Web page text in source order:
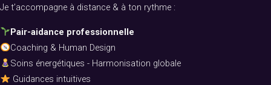
Je t’accompagne à distance & à ton rythme :
Pair-aidance professionnelle
Coaching & Human Design
Soins énergétiques - Harmonisation globale
Guidances intuitives